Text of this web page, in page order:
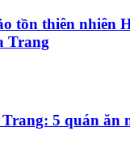
tồn thiên nhiên
Trang
5 quán ăn